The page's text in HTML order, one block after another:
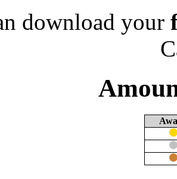
download your